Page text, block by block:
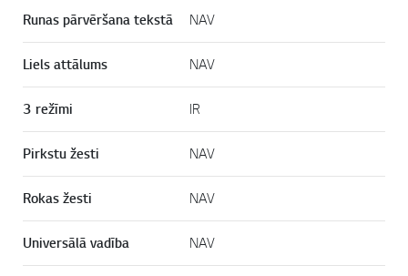
Runas pārvēršana tekstā NAV
Liels attālums NAV
3 režīmi IR
Pirkstu žesti NAV
Rokas žesti NAV
Universālā vadība NAV